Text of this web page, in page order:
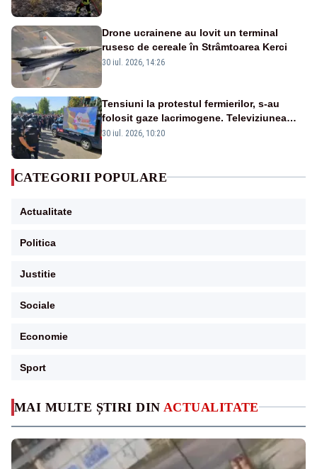
MAI MULTE ȘTIRI DIN ACTUALITATE
Drone ucrainene au lovit un terminal
rusesc de cereale în Strâmtoarea Kerci
30 iul. 2026, 14:26
Tensiuni la protestul fermierilor, s-au
folosit gaze lacrimogene. Televiziunea
Poporului face apel la calm – LIVE TEXT
30 iul. 2026, 10:20
CATEGORII POPULARE
Actualitate
Politica
Justitie
Sociale
Economie
Sport